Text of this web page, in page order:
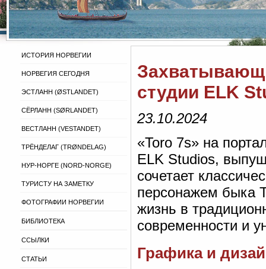
ИСТОРИЯ НОРВЕГИИ
НОРВЕГИЯ СЕГОДНЯ
ЭСТЛАНН (ØSTLANDET)
СЁРЛАНН (SØRLANDET)
ВЕСТЛАНН (VESTANDET)
ТРЁНДЕЛАГ (TRØNDELAG)
НУР-НОРГЕ (NORD-NORGE)
ТУРИСТУ НА ЗАМЕТКУ
ФОТОГРАФИИ НОРВЕГИИ
БИБЛИОТЕКА
ССЫЛКИ
СТАТЬИ
студии ELK
23.10.2024
«Toro 7s» на
ELK Studios,
сочетает
персонажем быка
жизнь в
современности и
Графика и